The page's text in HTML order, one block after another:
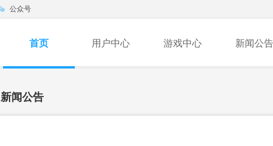
公众号
首页 用户中心 游戏中心 新闻公告
新闻公告